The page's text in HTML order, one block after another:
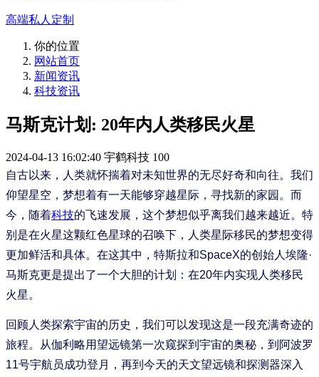
高端私人定制
你的位置
网站首页
新闻资讯
科技资讯
马斯克计划: 20年内人类移民火星
2024-04-13 16:02:40 宇鹤科技 100
自古以来，人类就怀揣着对未知世界的无尽好奇和向往。我们
仰望星空，梦想着有一天能够穿越星际，寻找新的家园。而
今，随着科技的飞速发展，这个梦想似乎离我们越来越近。特
别是在火星这颗红色星球的召唤下，人类星际移民的梦想变得
更加鲜活和具体。在这其中，特斯拉和SpaceX的创始人埃隆·
马斯克更是提出了一个大胆的计划：在20年内实现人类移民
火星。
回顾人类探索宇宙的历史，我们可以发现这是一段充满奇迹的
旅程。从伽利略用望远镜第一次窥探到宇宙的奥秘，到阿波罗
11号宇航员成功登月，再到今天的天文望远镜和探测器深入